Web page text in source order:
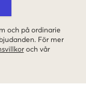
och på ordinarie
För mer
och vår